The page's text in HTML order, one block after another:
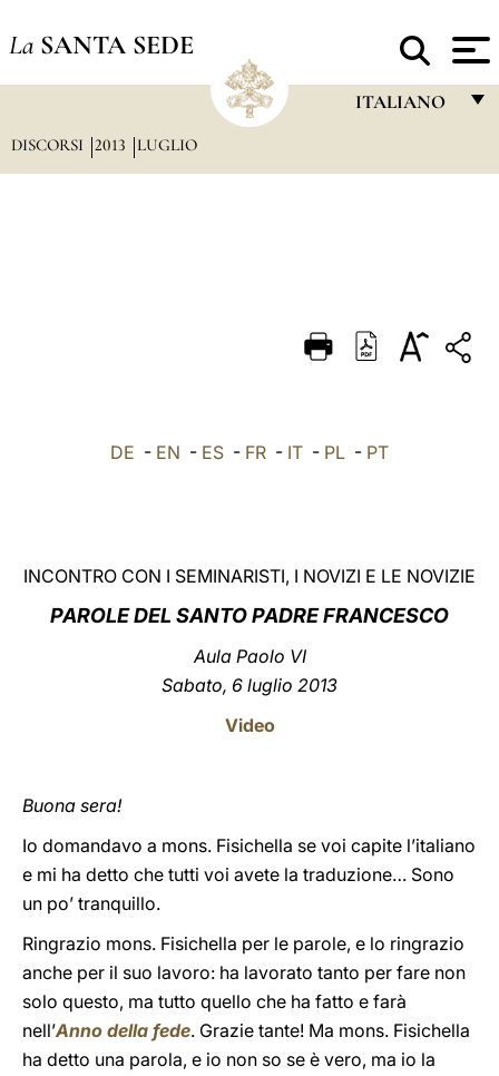
La SANTA SEDE
ITALIANO
DEUTSCH
العربيّة
DISCORSI 2013 LUGLIO
DE - EN - ES - FR - IT - PL - PT
INCONTRO CON I SEMINARISTI, I NOVIZI E LE NOVIZIE
PAROLE DEL SANTO PADRE FRANCESCO
Aula Paolo VI
Sabato, 6 luglio 2013
Video
Buona sera!
Io domandavo a mons. Fisichella se voi capite l’italiano
e mi ha detto che tutti voi avete la traduzione… Sono
un po’ tranquillo.
Ringrazio mons. Fisichella per le parole, e lo ringrazio
anche per il suo lavoro: ha lavorato tanto per fare non
solo questo, ma tutto quello che ha fatto e farà
nell’Anno della fede. Grazie tante! Ma mons. Fisichella
ha detto una parola, e io non so se è vero, ma io la